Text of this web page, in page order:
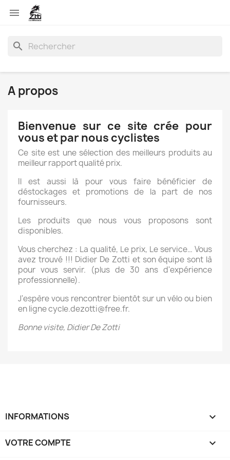

search
A propos
Bienvenue sur ce site crée pour
vous et par nous cyclistes
Ce site est une sélection des meilleurs produits au
meilleur rapport qualité prix.
Il est aussi là pour vous faire bénéficier de
déstockages et promotions de la part de nos
fournisseurs.
Les produits que nous vous proposons sont
disponibles.
Vous cherchez : La qualité, Le prix, Le service… Vous
avez trouvé !!! Didier De Zotti et son équipe sont là
pour vous servir. (plus de 30 ans d'expérience
professionnelle).
J'espère vous rencontrer bientôt sur un vélo ou bien
en ligne cycle.dezotti@free.fr.
Bonne visite, Didier De Zotti
INFORMATIONS keyboard_arrow_down
VOTRE COMPTE 